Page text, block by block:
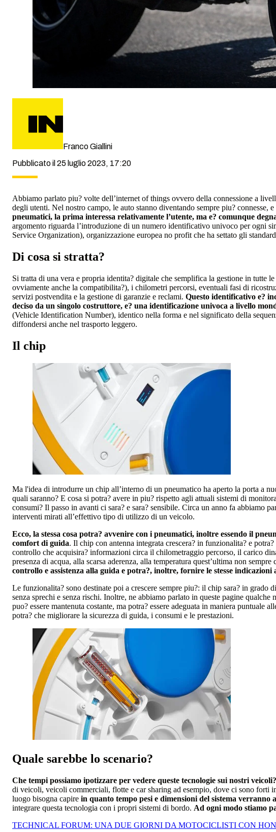
Franco Giallini
Pubblicato il 25 luglio 2023, 17:20
Abbiamo parlato piu? volte dell’internet of things ovvero della connessione a
degli utenti. Nel nostro campo, le auto stanno diventando sempre piu? connesse,
pneumatici, la prima interessa relativamente l’utente, ma e? comunque
argomento riguarda l’introduzione di un numero identificativo univoco per ogni
Service Organization), organizzazione europea no profit che ha settato gli
Di cosa si stratta?
Si tratta di una vera e propria identita? digitale che semplifica la gestione in
ovviamente anche la compatibilita?), i chilometri percorsi, eventuali fasi di
servizi postvendita e la gestione di garanzie e reclami. Questo identificativo e?
deciso da un singolo costruttore, e? una identificazione univoca a livello
(Vehicle Identification Number), identico nella forma e nel significato della
diffondersi anche nel trasporto leggero.
Il chip
Ma l'idea di introdurre un chip all’interno di un pneumatico ha aperto la porta a
quali saranno? E cosa si potra? avere in piu? rispetto agli attuali sistemi di
consumi? Il passo in avanti ci sara? e sara? sensibile. Circa un anno fa abbiamo
interventi mirati all’effettivo tipo di utilizzo di un veicolo.
Ecco, la stessa cosa potra? avvenire con i pneumatici, inoltre essendo il
comfort di guida. Il chip con antenna integrata crescera? in funzionalita? e
controllo che acquisira? informazioni circa il chilometraggio percorso, il carico
presenza di acqua, alla scarsa aderenza, alla temperatura quest’ultima non
controllo e assistenza alla guida e potra?, inoltre, fornire le stesse
Le funzionalita? sono destinate poi a crescere sempre piu?: il chip sara? in
senza sprechi e senza rischi. Inoltre, ne abbiamo parlato in queste pagine
puo? essere mantenuta costante, ma potra? essere adeguata in maniera
potra? che migliorare la sicurezza di guida, i consumi e le prestazioni.
Quale sarebbe lo scenario?
Che tempi possiamo ipotizzare per vedere queste tecnologie sui nostri veicoli?
di veicoli, veicoli commerciali, flotte e car sharing ad esempio, dove ci sono forti
luogo bisogna capire in quanto tempo pesi e dimensioni del sistema
integrare questa tecnologia con i propri sistemi di bordo. Ad ogni modo stiamo
TECHNICAL FORUM: UNA DUE GIORNI DA MOTOCICLISTI CON